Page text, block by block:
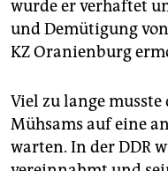
wurde er verhaftet
und Demütigung
KZ Oranienburg
Viel zu lange musste
Mühsams auf eine
warten. In der DDR